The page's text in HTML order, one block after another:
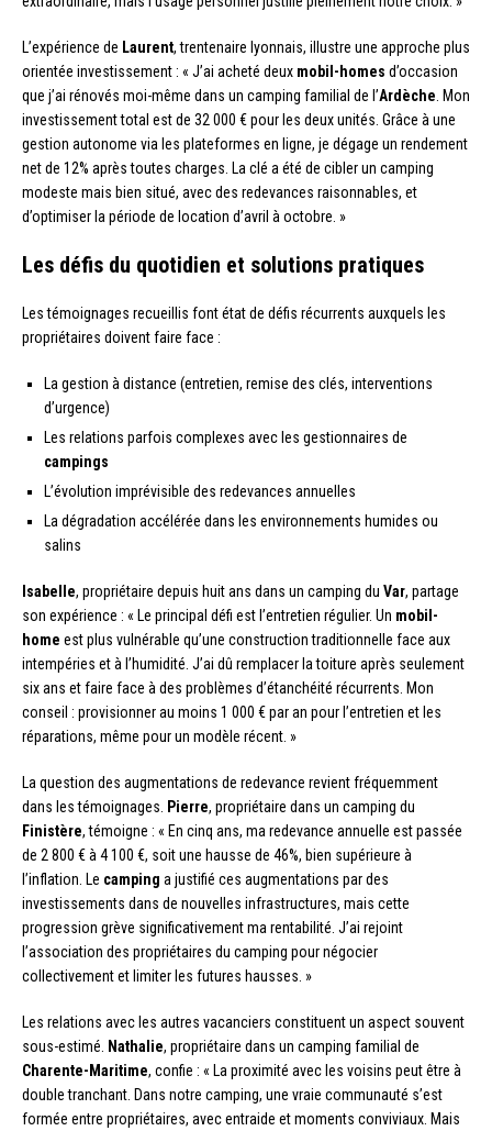
L’expérience de Laurent, trentenaire lyonnais, illustre une approche plus
orientée investissement : « J’ai acheté deux mobil-homes d’occasion
que j’ai rénovés moi-même dans un camping familial de l’Ardèche . Mon
investissement total est de 32 000 € pour les deux unités. Grâce à une
gestion autonome via les plateformes en ligne, je dégage un rendement
net de 12% après toutes charges. La clé a été de cibler un camping
modeste mais bien situé, avec des redevances raisonnables, et
d’optimiser la période de location d’avril à octobre. »
Les défis du quotidien et solutions pratiques
Les témoignages recueillis font état de défis récurrents auxquels les
propriétaires doivent faire face :
La gestion à distance (entretien, remise des clés, interventions
d’urgence)
Les relations parfois complexes avec les gestionnaires de
campings
L’évolution imprévisible des redevances annuelles
La dégradation accélérée dans les environnements humides ou
salins
Isabelle, propriétaire depuis huit ans dans un camping du Var, partage
son expérience : « Le principal défi est l’entretien régulier. Un mobil-
home est plus vulnérable qu’une construction traditionnelle face aux
intempéries et à l’humidité. J’ai dû remplacer la toiture après seulement
six ans et faire face à des problèmes d’étanchéité récurrents. Mon
conseil : provisionner au moins 1 000 € par an pour l’entretien et les
réparations, même pour un modèle récent. »
La question des augmentations de redevance revient fréquemment
dans les témoignages.
Pierre, propriétaire dans un camping du
Finistère, témoigne : « En cinq ans, ma redevance annuelle est passée
de 2 800 € à 4 100 €, soit une hausse de 46%, bien supérieure à
l’inflation. Le camping a justifié ces augmentations par des
investissements dans de nouvelles infrastructures, mais cette
progression grève significativement ma rentabilité. J’ai rejoint
l’association des propriétaires du camping pour négocier
collectivement et limiter les futures hausses. »
Les relations avec les autres vacanciers constituent un aspect souvent
sous-estimé.
Nathalie, propriétaire dans un camping familial de
Charente-Maritime, confie : « La proximité avec les voisins peut être à
double tranchant. Dans notre camping, une vraie communauté s’est
formée entre propriétaires, avec entraide et moments conviviaux. Mais